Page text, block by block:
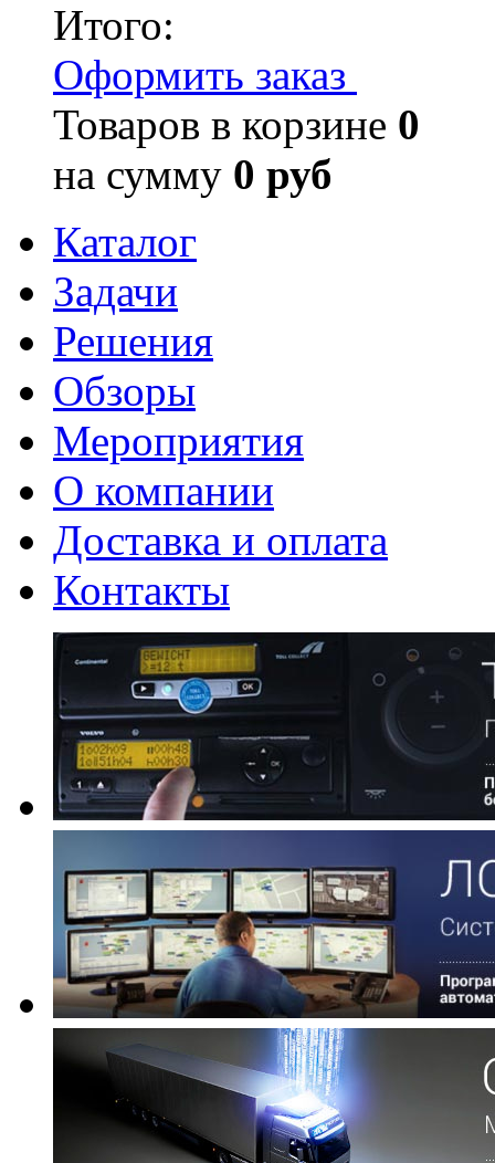
Итого:
Оформить заказ
Товаров в корзине 0
на сумму 0 руб
Каталог
Задачи
Решения
Обзоры
Мероприятия
О компании
Доставка и оплата
Контакты